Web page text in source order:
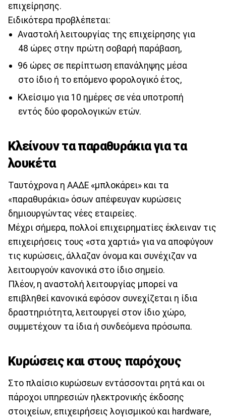
επιχείρησης.
Ειδικότερα προβλέπεται:
Αναστολή λειτουργίας της επιχείρησης για
48 ώρες στην πρώτη σοβαρή παράβαση,
96 ώρες σε περίπτωση επανάληψης μέσα
στο ίδιο ή το επόμενο φορολογικό έτος,
Κλείσιμο για 10 ημέρες σε νέα υποτροπή
εντός δύο φορολογικών ετών.
Κλείνουν τα παραθυράκια για τα
λουκέτα
Ταυτόχρονα η ΑΑΔΕ «μπλοκάρει» και τα
«παραθυράκια» όσων απέφευγαν κυρώσεις
δημιουργώντας νέες εταιρείες.
Μέχρι σήμερα, πολλοί επιχειρηματίες έκλειναν τις
επιχειρήσεις τους «στα χαρτιά» για να αποφύγουν
τις κυρώσεις, άλλαζαν όνομα και συνέχιζαν να
λειτουργούν κανονικά στο ίδιο σημείο.
Πλέον, η αναστολή λειτουργίας μπορεί να
επιβληθεί κανονικά εφόσον συνεχίζεται η ίδια
δραστηριότητα, λειτουργεί στον ίδιο χώρο,
συμμετέχουν τα ίδια ή συνδεόμενα πρόσωπα.
Κυρώσεις και στους παρόχους
Στο πλαίσιο κυρώσεων εντάσσονται ρητά και οι
πάροχοι υπηρεσιών ηλεκτρονικής έκδοσης
στοιχείων, επιχειρήσεις λογισμικού και hardware,